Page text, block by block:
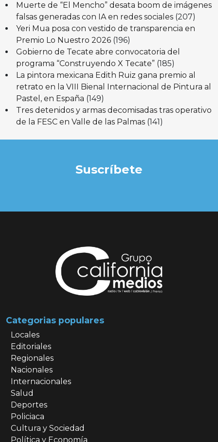
Muerte de “El Mencho” desata boom de imágenes
falsas generadas con IA en redes sociales (207)
Yeri Mua posa con vestido de transparencia en
Premio Lo Nuestro 2026 (196)
Gobierno de Tecate abre convocatoria del
programa “Construyendo X Tecate” (185)
La pintora mexicana Edith Ruiz gana premio al
retrato en la VIII Bienal Internacional de Pintura al
Pastel, en España (149)
Tres detenidos y armas decomisadas tras operativo
de la FESC en Valle de las Palmas (141)
Suscríbete
Categorias populares
Locales
Editoriales
Regionales
Nacionales
Internacionales
Salud
Deportes
Policiaca
Cultura y Sociedad
Política y Economía